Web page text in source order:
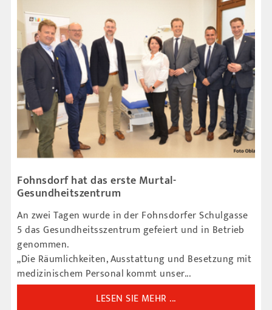
Fohnsdorf hat das erste Murtal-
Gesundheitszentrum
An zwei Tagen wurde in der Fohnsdorfer Schulgasse
5 das Gesundheitsszentrum gefeiert und in Betrieb
genommen.
„Die Räumlichkeiten, Ausstattung und Besetzung mit
medizinischem Personal kommt unser...
LESEN SIE MEHR ...